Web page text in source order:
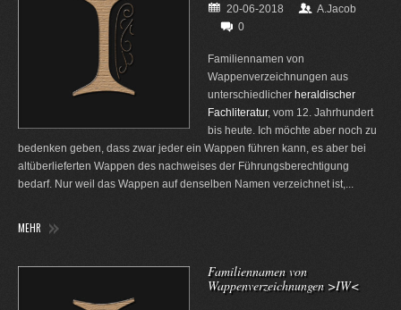
20-06-2018
A.Jacob
0
Familiennamen von
Wappenverzeichnungen aus
unterschiedlicher heraldischer
Fachliteratur, vom 12. Jahrhundert
bis heute. Ich möchte aber noch zu
bedenken geben, dass zwar jeder ein Wappen führen kann, es aber bei
altüberlieferten Wappen des nachweises der Führungsberechtigung
bedarf. Nur weil das Wappen auf denselben Namen verzeichnet ist,...
MEHR
Familiennamen von
Wappenverzeichnungen >IW<